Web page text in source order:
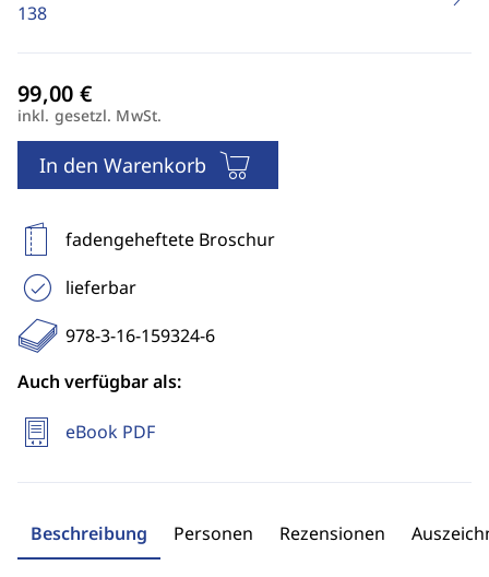
138
inkl. gesetzl. MwSt.
In den Warenkorb
fadengeheftete Broschur
lieferbar
978-3-16-159324-6
Auch verfügbar als:
eBook PDF
Beschreibung Personen Rezensionen